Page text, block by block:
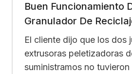
Buen Funcionamiento
Granulador De
El cliente dijo que los dos
extrusoras peletizadoras
suministramos no tuvieron